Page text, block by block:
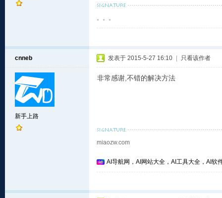
。。。
cnneb
新手上路
发表于 2015-5-27 16:10 只看该作者
非常感谢,不错的解决方法
miaozw.com
AI导航网，AI网站大全，AI工具大全，AI软